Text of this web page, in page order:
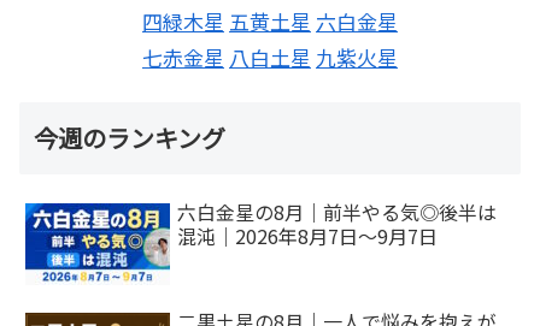
四緑木星 五黄土星 六白金星
七赤金星 八白土星 九紫火星
今週のランキング
六白金星の8月｜前半やる気◎後半は
混沌｜2026年8月7日～9月7日